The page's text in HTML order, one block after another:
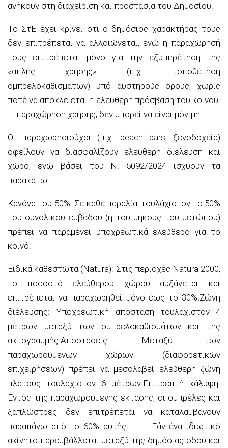
ανήκουν στη διαχείριση και προστασία του Δημοσίου.
Το ΣτΕ έχει κρίνει ότι ο δημόσιος χαρακτήρας τους
δεν επιτρέπεται να αλλοιώνεται, ενώ η παραχώρησή
τους επιτρέπεται μόνο για την εξυπηρέτηση της
«απλής χρήσης» (π.χ. τοποθέτηση
ομπρελοκαθισμάτων) υπό αυστηρούς όρους, χωρίς
ποτέ να αποκλείεται η ελεύθερη πρόσβαση του κοινού.
Η παραχώρηση χρήσης, δεν μπορεί να είναι μόνιμη.
Οι παραχωρησιούχοι (π.χ. beach bars, ξενοδοχεία)
οφείλουν να διασφαλίζουν ελεύθερη διέλευση και
χώρο, ενώ βάσει του Ν. 5092/2024 ισχύουν τα
παρακάτω:
Κανόνα του 50%: Σε κάθε παραλία, τουλάχιστον το 50%
του συνολικού εμβαδού (ή του μήκους του μετώπου)
πρέπει να παραμένει υποχρεωτικά ελεύθερο για το
κοινό.
Ειδικά καθεστώτα (Natura): Στις περιοχές Natura 2000,
το ποσοστό ελεύθερου χώρου αυξάνεται και
επιτρέπεται να παραχωρηθεί μόνο έως το 30%.Ζώνη
διέλευσης: Υποχρεωτική απόσταση τουλάχιστον 4
μέτρων μεταξύ των ομπρελοκαθισμάτων και της
ακτογραμμής.Αποστάσεις: Μεταξύ των
παραχωρούμενων χώρων (διαφορετικών
επιχειρήσεων) πρέπει να μεσολαβεί ελεύθερη ζώνη
πλάτους τουλάχιστον 6 μέτρων.Επιτρεπτή κάλυψη:
Εντός της παραχωρούμενης έκτασης, οι ομπρέλες και
ξαπλώστρες δεν επιτρέπεται να καταλαμβάνουν
παραπάνω από το 60% αυτής. Εάν ένα ιδιωτικό
ακίνητο παρεμβάλλεται μεταξύ της δημόσιας οδού και